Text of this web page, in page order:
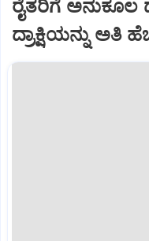
ರೈತರಿಗೆ ಅನುಕೂಲ
ದ್ರಾಕ್ಷಿಯನ್ನು ಅತಿ